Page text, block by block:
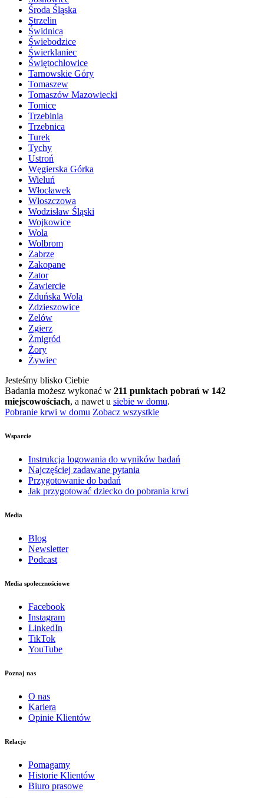
Środa Śląska
Strzelin
Świdnica
Świebodzice
Świerklaniec
Świętochłowice
Tarnowskie Góry
Tomaszew
Tomaszów Mazowiecki
Tomice
Trzebinia
Trzebnica
Turek
Tychy
Ustroń
Węgierska Górka
Wieluń
Włocławek
Włoszczowa
Wodzisław Śląski
Wojkowice
Wola
Wolbrom
Zabrze
Zakopane
Zator
Zawiercie
Zduńska Wola
Zdzieszowice
Zelów
Zgierz
Żmigród
Żory
Żywiec
Jesteśmy blisko Ciebie
Badania możesz wykonać w 211 punktach pobrań w 142
miejscowościach, a nawet u siebie w domu.
Pobranie krwi w domu Zobacz wszystkie
Wsparcie
Instrukcja logowania do wyników badań
Najczęściej zadawane pytania
Przygotowanie do badań
Jak przygotować dziecko do pobrania krwi
Media
Blog
Newsletter
Podcast
Media społecznościowe
Facebook
Instagram
LinkedIn
TikTok
YouTube
Poznaj nas
O nas
Kariera
Opinie Klientów
Relacje
Pomagamy
Historie Klientów
Biuro prasowe